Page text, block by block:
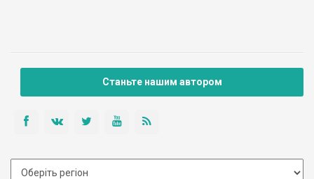
Станьте нашим автором